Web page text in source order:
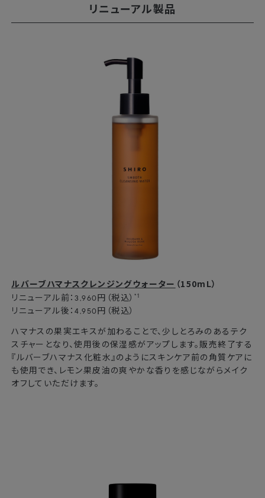
リニューアル製品
ルバーブハマナスクレンジングウォーター （150mL）
リニューアル前：3,960円（税込） *1
リニューアル後：4,950円（税込）
ハマナスの果実エキスが加わることで、少しとろみのあるテク
スチャーとなり、使用後の保湿感がアップします。販売終了する
『ルバーブハマナス化粧水』のようにスキンケア前の角質ケアに
も使用でき、レモン果皮油の爽やかな香りを感じながらメイク
オフしていただけます。